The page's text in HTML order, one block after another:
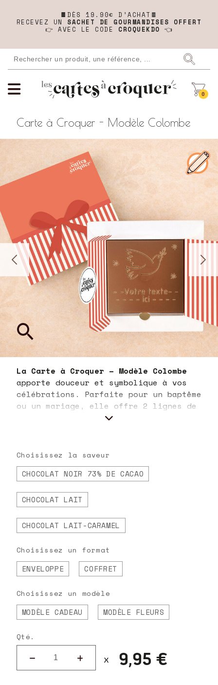
🍫 DÈS 19.90€ D’ACHAT🍫
RECEVEZ UN SACHET DE GOURMANDISES OFFERT
👉 AVEC LE CODE CROQUEKDO👈
0
Carte à Croquer - Modèle Colombe
Choisissez la saveur
CHOCOLAT NOIR 73% DE CACAO
CHOCOLAT LAIT
CHOCOLAT LAIT-CARAMEL
Choisissez un format
ENVELOPPE COFFRET
Choisissez un modèle
MODÈLE CADEAU MODÈLE FLEURS
Qté.
9,95 €
La Carte à Croquer – Modèle Colombe
apporte douceur et symbolique à vos
célébrations. Parfaite pour un baptême
ou un mariage, elle offre 2 lignes de
15 caractères à personnaliser, gravées
élégant, directement inscrit dans le
chocolat.